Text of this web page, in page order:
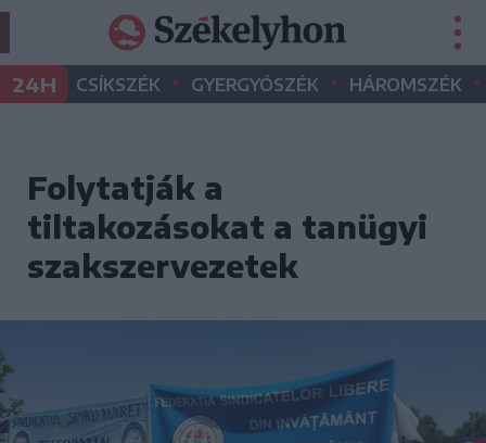
24H CSÍKSZÉK • GYERGYÓSZÉK • HÁROMSZÉK •
Folytatják a
tiltakozásokat a tanügyi
szakszervezetek